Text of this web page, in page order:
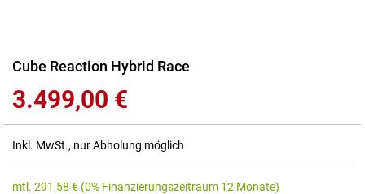
Zum
der
Bildgalerie
springen
Cube Reaction Hybrid Race
3.499,00 €
Inkl. MwSt., nur Abholung möglich
mtl. 291,58 € (0% Finanzierungszeitraum 12 Monate)